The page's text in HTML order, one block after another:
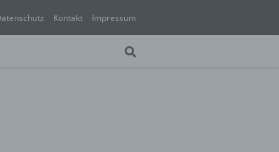
Kontakt Impressum